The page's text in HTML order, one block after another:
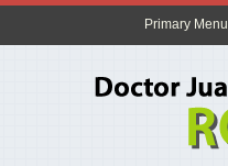
Primary Menu